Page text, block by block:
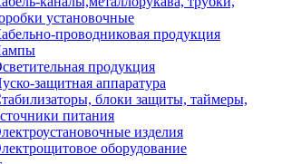
установочные
проводниковая продукция
продукция
защитная аппаратура
блоки защиты, таймеры,
питания
изделия
оборудование